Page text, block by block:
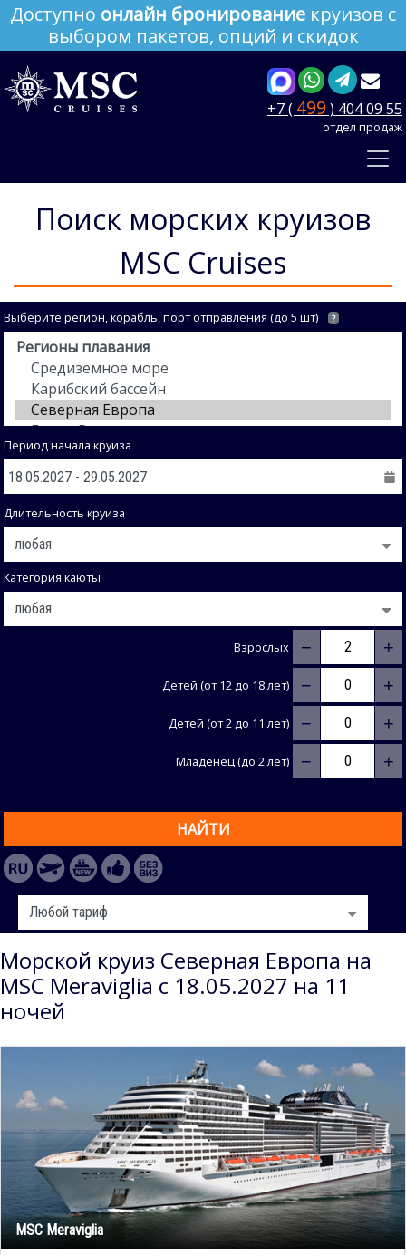
Доступно онлайн бронирование круизов с
выбором пакетов, опций и скидок
+7 ( 499 ) 404 09 55
отдел продаж
Поиск морских круизов
MSC Cruises
Выберите регион, корабль, порт отправления (до 5 шт) ?
Период начала круиза
Длительность круиза
Категория каюты
Взрослых − +
Детей (от 12 до 18 лет) − +
Детей (от 2 до 11 лет) − +
Младенец (до 2 лет) − +
НАЙТИ
Морской круиз Северная Европа на
MSC Meraviglia с 18.05.2027 на 11
ночей
MSC Meraviglia